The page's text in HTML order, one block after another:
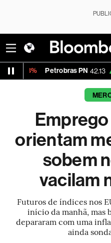
Petrobras PN 42.13 +0.48%
orientam
sobem
vacilam
Futuros de índices nos
início da manhã, mas
depararam com uma
ainda